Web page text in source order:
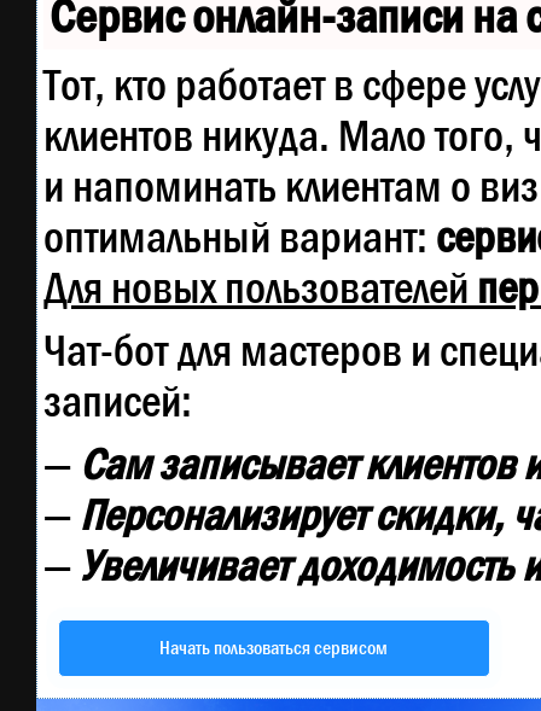
Сервис онлайн-записи на
Тот, кто работает в сфере
клиентов никуда. Мало того,
и напоминать клиентам о
оптимальный вариант:
Для новых пользователей
Чат-бот для мастеров и
записей:
— Сам записывает клиентов
— Персонализирует скидки,
— Увеличивает доходимость
Начать пользоваться сервисом